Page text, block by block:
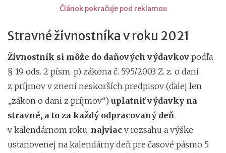
Článok pokračuje pod reklamou
Stravné živnostníka v roku 2021
Živnostník si môže do daňových výdavkov podľa
§ 19 ods. 2 písm. p) zákona č. 595/2003 Z. z. o dani
z príjmov v znení neskorších predpisov (ďalej len
„zákon o dani z príjmov“) uplatniť výdavky na
stravné, a to za každý odpracovaný deň
v kalendárnom roku, najviac v rozsahu a výške
ustanovenej na kalendárny deň pre časové pásmo 5